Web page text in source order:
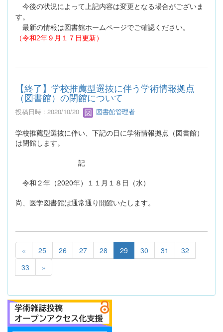
今後の状況によって上記内容は変更となる場合がございま
す。
最新の情報は図書館ホームページでご確認ください。
（令和2年９月１７日更新）
【終了】学校推薦型選抜に伴う学術情報拠点
（図書館）の閉館について
投稿日時 : 2020/10/20 図書館管理者
学校推薦型選抜に伴い、下記の日に学術情報拠点（図書館）
は閉館します。
記
令和２年（2020年）１１月１８日（水）
尚、医学図書館は通常通り開館いたします。
« 25 26 27 28 29 30 31
32
33
»